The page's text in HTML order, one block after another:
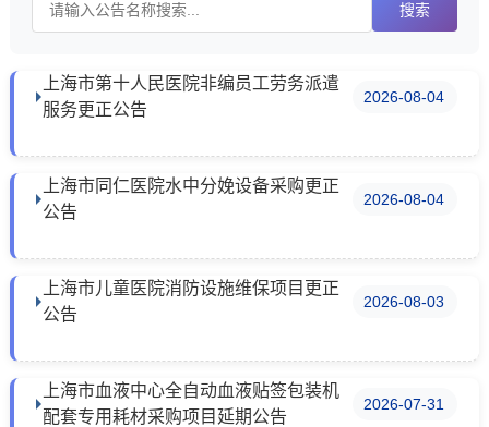
搜索
上海市第十人民医院非编员工劳务派遣
服务更正公告
2026-08-04
上海市同仁医院水中分娩设备采购更正
公告
2026-08-04
上海市儿童医院消防设施维保项目更正
公告
2026-08-03
上海市血液中心全自动血液贴签包装机
配套专用耗材采购项目延期公告
2026-07-31